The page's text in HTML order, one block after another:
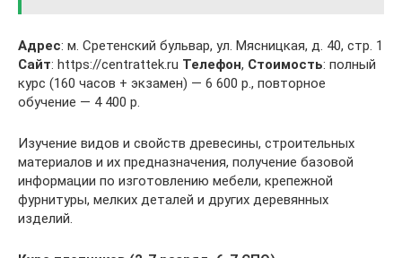
Адрес: м. Сретенский бульвар, ул. Мясницкая, д. 40, стр. 1
Сайт: https://centrattek.ru Телефон, Стоимость: полный
курс (160 часов + экзамен) — 6 600 р., повторное
обучение — 4 400 р.
Изучение видов и свойств древесины, строительных
материалов и их предназначения, получение базовой
информации по изготовлению мебели, крепежной
фурнитуры, мелких деталей и других деревянных
изделий.